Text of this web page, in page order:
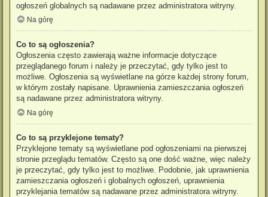
ogłoszeń globalnych są nadawane przez administratora witryny.
Na górę
Co to są ogłoszenia?
Ogłoszenia często zawierają ważne informacje dotyczące
przeglądanego forum i należy je przeczytać, gdy tylko jest to
możliwe. Ogłoszenia są wyświetlane na górze każdej strony forum,
w którym zostały napisane. Uprawnienia zamieszczania ogłoszeń
są nadawane przez administratora witryny.
Na górę
Co to są przyklejone tematy?
Przyklejone tematy są wyświetlane pod ogłoszeniami na pierwszej
stronie przeglądu tematów. Często są one dość ważne, więc należy
je przeczytać, gdy tylko jest to możliwe. Podobnie, jak uprawnienia
zamieszczania ogłoszeń i globalnych ogłoszeń, uprawnienia
przyklejania tematów są nadawane przez administratora witryny.